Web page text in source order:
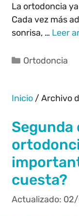
La ortodoncia
Cada vez más
sonrisa, … Leer
Ortodoncia
Inicio /Archivo
Segunda
cuesta?